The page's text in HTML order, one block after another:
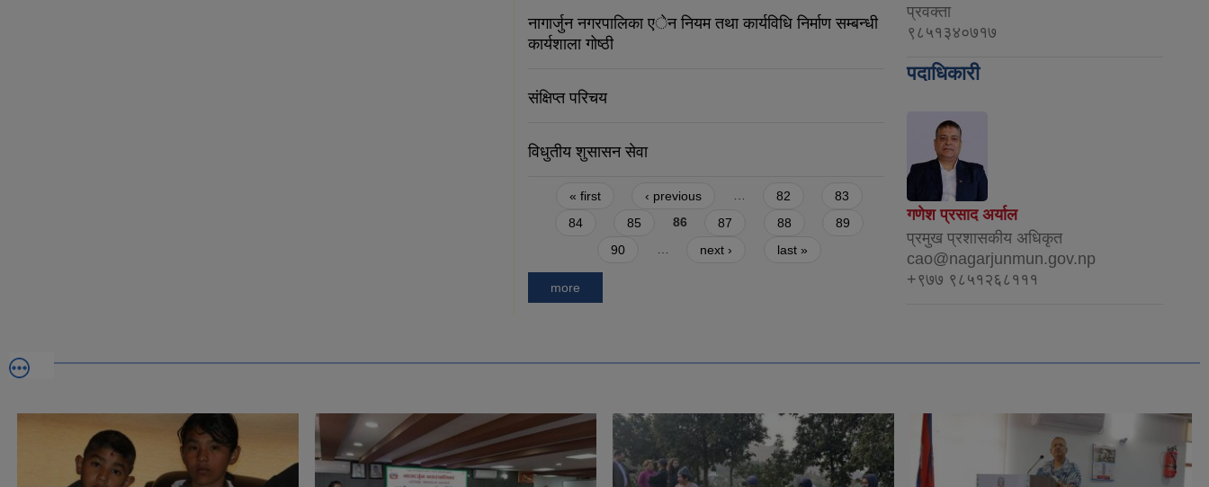
नागार्जुन नगरपालिका एेन नियम तथा कार्यविधि निर्माण सम्बन्धी
कार्यशाला गोष्ठी
संक्षिप्त परिचय
विधुतीय शुसासन सेवा
Pages
« first ‹ previous … 82
83
84
85 86 87 88
89
90
… next › last »
more
प्रवक्ता
९८५१३४०७१७
पदाधिकारी
गणेश प्रसाद अर्याल
प्रमुख प्रशासकीय अधिकृत
cao@nagarjunmun.gov.np
+९७७ ९८५१२६८१११